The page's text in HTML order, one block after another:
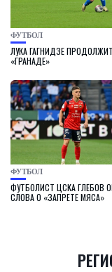
ФУТБОЛ
ЛУКА ГАГНИДЗЕ
«ГРАНАДЕ»
ФУТБОЛ
ФУТБОЛИСТ ЦСКА ГЛЕБОВ
СЛОВА О «ЗАПРЕТЕ МЯСА»